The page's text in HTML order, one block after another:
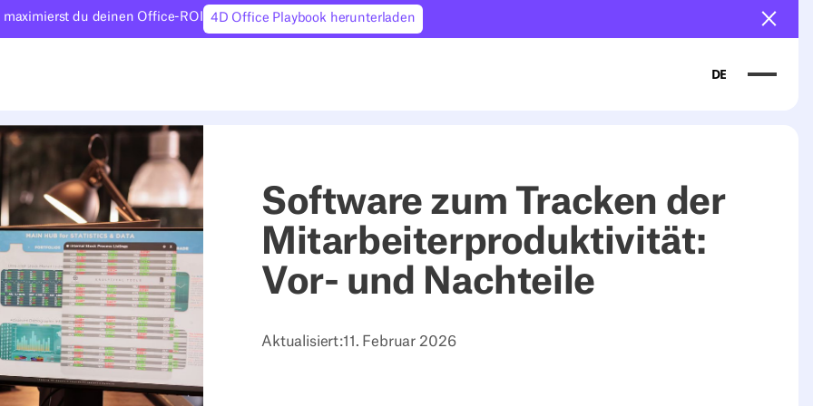
maximierst du deinen Office-ROI 4D Office Playbook herunterladen
DE
Software zum Tracken der
Mitarbeiterproduktivität:
Vor- und Nachteile
Aktualisiert:11. Februar 2026